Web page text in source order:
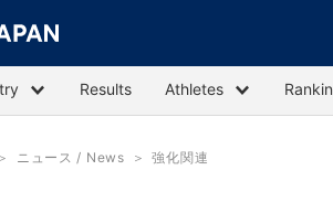
Results Athletes
ニュース / News 強化関連